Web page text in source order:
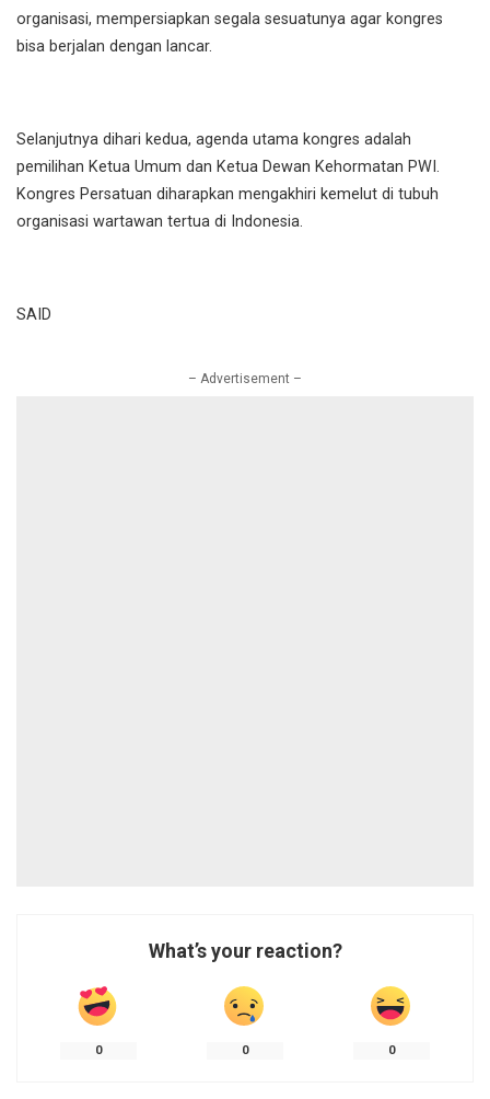
organisasi, mempersiapkan segala sesuatunya agar kongres
bisa berjalan dengan lancar.
Selanjutnya dihari kedua, agenda utama kongres adalah
pemilihan Ketua Umum dan Ketua Dewan Kehormatan PWI.
Kongres Persatuan diharapkan mengakhiri kemelut di tubuh
organisasi wartawan tertua di Indonesia.
SAID
– Advertisement –
What’s your reaction?
0 0 0